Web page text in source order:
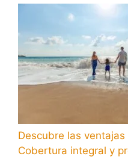
Descubre las
Cobertura integral y